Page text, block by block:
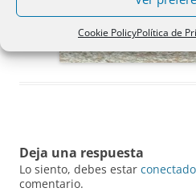
Cookie PolicyPolítica de
Deja una respuesta
Lo siento, debes estar conectado
comentario.